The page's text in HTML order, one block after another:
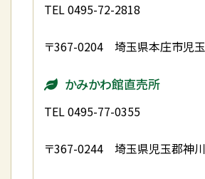
TEL 0495-72-2818
〒367-0204 埼玉県本庄市児
かみかわ館直売所
TEL 0495-77-0355
〒367-0244 埼玉県児玉郡神